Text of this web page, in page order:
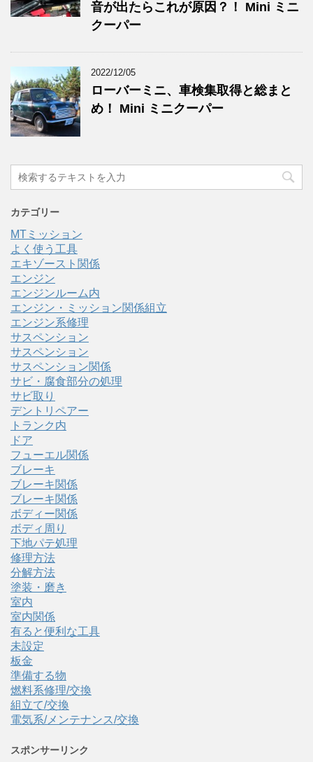
音が出たらこれが原因？！ Mini ミニ
クーパー
2022/12/05
ローバーミニ、車検集取得と総まと
め！ Mini ミニクーパー
カテゴリー
MTミッション
よく使う工具
エキゾースト関係
エンジン
エンジンルーム内
エンジン・ミッション関係組立
エンジン系修理
サスペンション
サスペンション
サスペンション関係
サビ・腐食部分の処理
サビ取り
デントリペアー
トランク内
ドア
フューエル関係
ブレーキ
ブレーキ関係
ブレーキ関係
ボディー関係
ボディ周り
下地パテ処理
修理方法
分解方法
塗装・磨き
室内
室内関係
有ると便利な工具
未設定
板金
準備する物
燃料系修理/交換
組立て/交換
電気系/メンテナンス/交換
スポンサーリンク